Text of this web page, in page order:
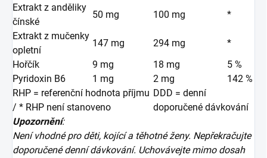
Extrakt z anděliky
čínské
50 mg 100 mg
*
Extrakt z mučenky
opletní
147 mg 294 mg
*
Hořčík
9 mg 18 mg
5 %
Pyridoxin B6
1 mg 2 mg
142 %
RHP = referenční hodnota příjmu
/ * RHP není stanoveno
DDD = denní
doporučené dávkování
Upozornění:
Není vhodné pro děti, kojící a těhotné ženy. Nepřekračujte
doporučené denní dávkování. Uchovávejte mimo dosah